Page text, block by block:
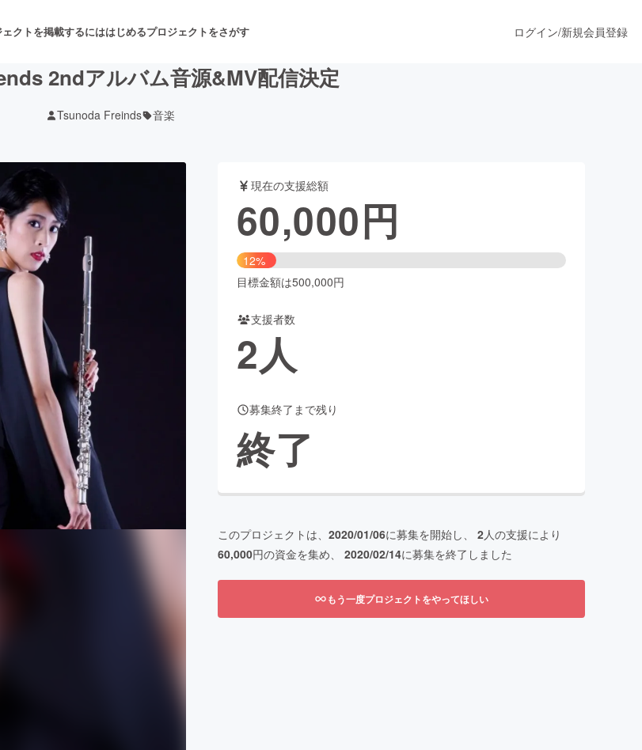
クトを掲載するにははじめるプロジェクトをさがす
舞台・パフォーマンス
ービス開発 ファッション
出版
ビューティー・ヘルスケア
for Social Good
CAMPFIREふるさと納税
ログイン/新規会員登録
2ndアルバム音源&MV配信決定
Tsunoda Freinds 音楽
現在の支援総額
60,000円
12%
目標金額は500,000円
支援者数
2人
募集終了まで残り
終了
このプロジェクトは、 2020/01/06に募集を開始し、 2人の支援により
60,000円の資金を集め、 2020/02/14に募集を終了しました
もう一度プロジェクトをやってほしい